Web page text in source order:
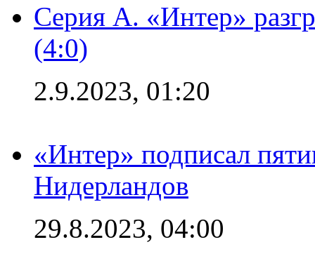
Серия А. «Интер»
(4:0)
2.9.2023, 01:20
«Интер» подписал
Нидерландов
29.8.2023, 04:00